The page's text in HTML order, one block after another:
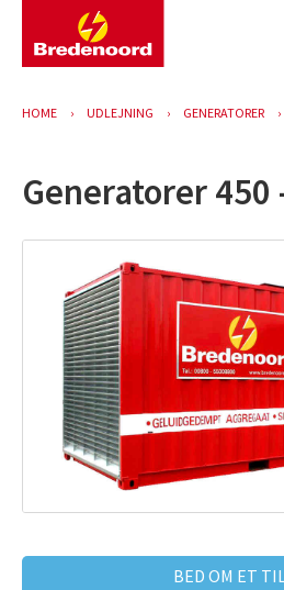
HOME UDLEJNING GENERATORER
Generatorer 450
BED OM ET